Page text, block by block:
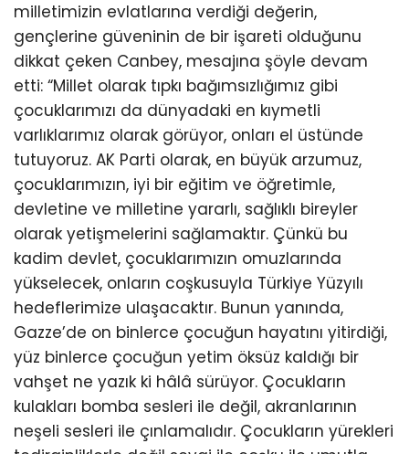
milletimizin evlatlarına verdiği değerin,
gençlerine güveninin de bir işareti olduğunu
dikkat çeken Canbey, mesajına şöyle devam
etti: “Millet olarak tıpkı bağımsızlığımız gibi
çocuklarımızı da dünyadaki en kıymetli
varlıklarımız olarak görüyor, onları el üstünde
tutuyoruz. AK Parti olarak, en büyük arzumuz,
çocuklarımızın, iyi bir eğitim ve öğretimle,
devletine ve milletine yararlı, sağlıklı bireyler
olarak yetişmelerini sağlamaktır. Çünkü bu
kadim devlet, çocuklarımızın omuzlarında
yükselecek, onların coşkusuyla Türkiye Yüzyılı
hedeflerimize ulaşacaktır. Bunun yanında,
Gazze’de on binlerce çocuğun hayatını yitirdiği,
yüz binlerce çocuğun yetim öksüz kaldığı bir
vahşet ne yazık ki hâlâ sürüyor. Çocukların
kulakları bomba sesleri ile değil, akranlarının
neşeli sesleri ile çınlamalıdır. Çocukların yürekleri